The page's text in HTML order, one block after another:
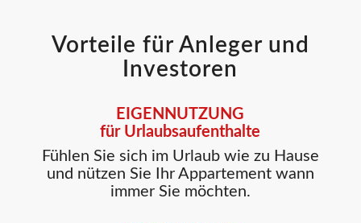
Vorteile für Anleger und
Investoren
EIGENNUTZUNG
für Urlaubsaufenthalte
Fühlen Sie sich im Urlaub wie zu Hause
und nützen Sie Ihr Appartement wann
immer Sie möchten.